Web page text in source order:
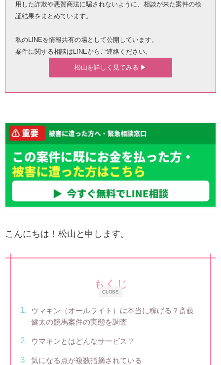
用した詐欺や悪質商法に騙されないように、相談が来た案件の検
証結果をまとめています。
私のLINEを情報共有の場として公開しています。
案件に関する相談はLINEからご連絡ください。
松山を詳しく見てみる ▶︎
こんにちは！松山と申します。
CLOSE
もくじ
ウマキン（オールライト）は本当に稼げる？斎藤
健太の競馬案件の実態を調査
ウマキンとはどんなサービス？
気になる点が複数指摘されている